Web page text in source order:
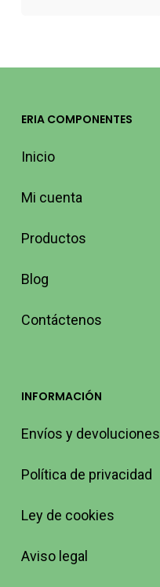
ERIA COMPONENTES
Inicio
Mi cuenta
Productos
Blog
Contáctenos
INFORMACIÓN
Envíos y devoluciones
Política de privacidad
Ley de cookies
Aviso legal